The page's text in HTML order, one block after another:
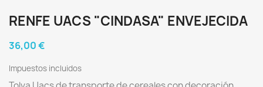
RENFE UACS "CINDASA" ENVEJECIDA
36,00 €
Impuestos incluidos